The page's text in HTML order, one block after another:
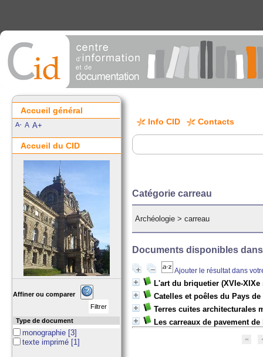
Info CID Contacts
Catégorie carreau
Archéologie >carreau
Documents disponibles
Ajouter le résultat dans
L'art du briquetier (XVIe-XIXe
Catelles et poêles du Pays
Terres cuites architecturales
Les carreaux de pavement
Accueil général
A- A A+
Accueil du CID
Affiner ou comparer
Type de document
monographie [3]
texte imprimé [1]